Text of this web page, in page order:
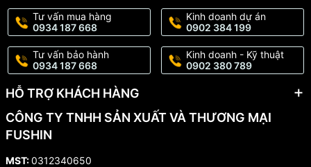
Tư vấn mua hàng
0934 187 668
Kinh doanh dự án
0902 384 199
Tư vấn bảo hành
0934 187 668
Kinh doanh - Kỹ thuật
0902 380 789
HỖ TRỢ KHÁCH HÀNG
CÔNG TY TNHH SẢN XUẤT VÀ THƯƠNG MẠI
FUSHIN
MST:0312340650